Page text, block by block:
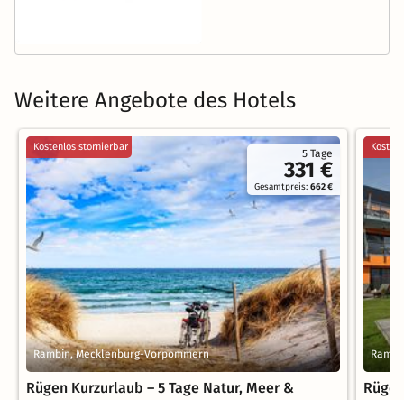
Weitere Angebote des Hotels
5 Tage
331 €
Gesamtpreis:662 €
Kostenlos stornierbar
Rambin, Mecklenburg-Vorpommern
Rügen Kurzurlaub – 5 Tage Natur, Meer &